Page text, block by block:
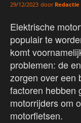
29/12/2023 door Redactie
Elektrische
populair te
komt
problemen: de
zorgen over een
factoren hebben
motorrijders om
motorfietsen.